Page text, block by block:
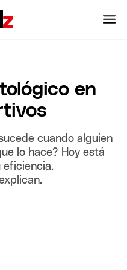
en
cuando alguien
lo hace? Hoy está
eficiencia.